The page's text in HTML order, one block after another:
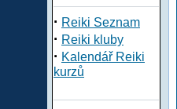
· Reiki Seznam
· Reiki kluby
· Kalendář Reiki
kurzů